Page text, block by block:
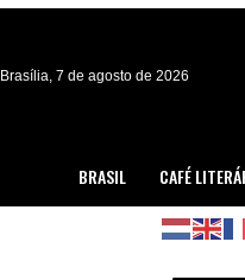
Brasília, 7 de agosto de 2026
BRASIL CAFÉ